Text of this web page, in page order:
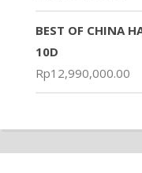
BEST OF CHINA
10D
Rp12,990,000.00